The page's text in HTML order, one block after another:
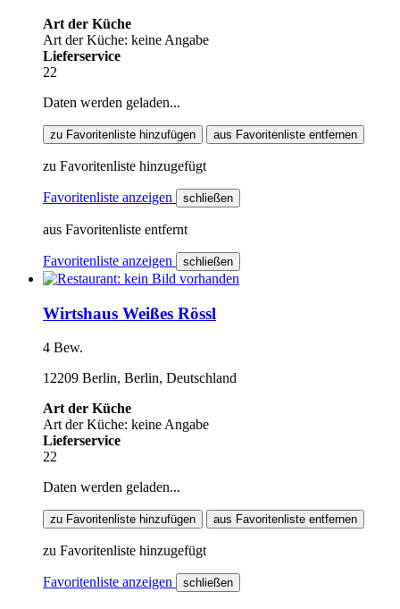
Art der Küche
Art der Küche: keine Angabe
Lieferservice
22
Daten werden geladen...
zu Favoritenliste hinzufügen aus Favoritenliste entfernen
zu Favoritenliste hinzugefügt
Favoritenliste anzeigen schließen
aus Favoritenliste entfernt
Favoritenliste anzeigen schließen
Wirtshaus Weißes Rössl
4 Bew.
12209 Berlin, Berlin, Deutschland
Art der Küche
Art der Küche: keine Angabe
Lieferservice
22
Daten werden geladen...
zu Favoritenliste hinzufügen aus Favoritenliste entfernen
zu Favoritenliste hinzugefügt
Favoritenliste anzeigen schließen